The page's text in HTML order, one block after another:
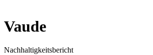
Vaude
Nachhaltigkeitsbericht